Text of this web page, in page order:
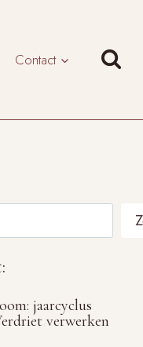
Contact
jaarcyclus
verwerken